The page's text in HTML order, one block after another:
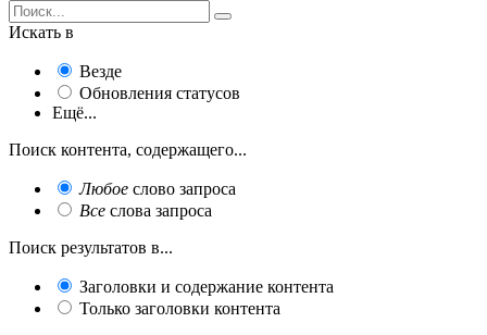
Искать в
Везде
Обновления статусов
Ещё...
Поиск контента, содержащего...
Любое слово запроса
Все слова запроса
Поиск результатов в...
Заголовки и содержание контента
Только заголовки контента